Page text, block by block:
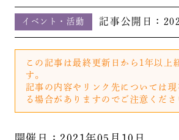
イベント・活動 記事公開日：
この記事は最終更新日から1年以上
す。
記事の内容やリンク先については現
る場合がありますのでご注意くださ
開催日：2021年05月10日